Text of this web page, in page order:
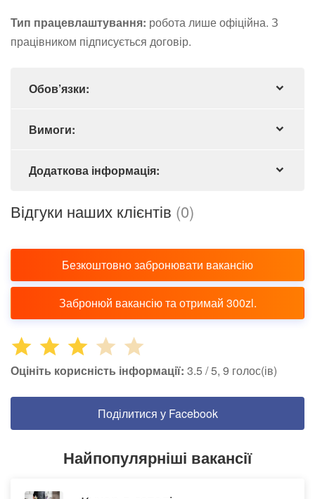
Тип працевлаштування: робота лише офіційна. З
працівником підписується договір.
Обов’язки:
Вимоги:
Додаткова інформація:
Відгуки наших клієнтів (0)
Безкоштовно забронювати вакансію
Забронюй вакансію та отримай 300zl.
Оцініть корисність інформації: 3.5 / 5, 9 голос(ів)
Поділитися у Facebook
Найпопулярніші вакансії